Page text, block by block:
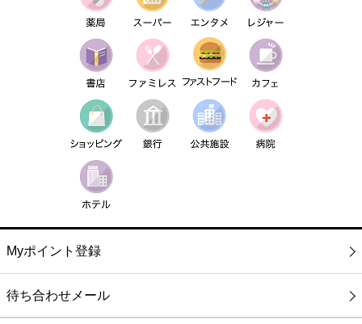
Myポイント登録
待ち合わせメール